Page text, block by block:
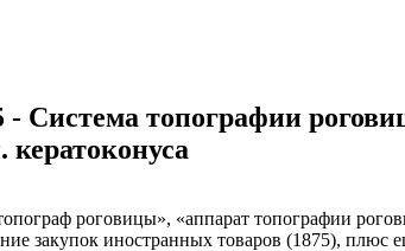
- Система топографии
роговицы», «аппарат топографии
закупок иностранных товаров (1875), плюс